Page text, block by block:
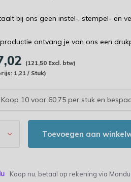
bij ons geen instel-, stempel- en
ontvang je van ons een
(121,50 Excl. btw)
1,21 / Stuk)
Koop 10 voor 60,75 per stuk en
Toevoegen aan
Koop nu, betaal op rekening via Mondu